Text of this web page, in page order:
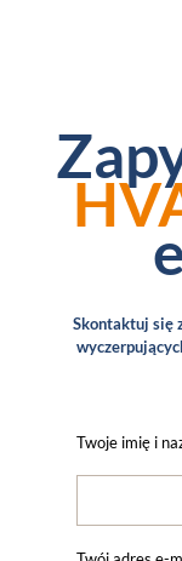
Skontaktuj się
Twoje imię i